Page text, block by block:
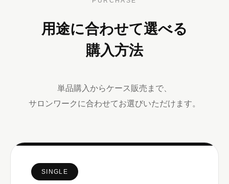
用途に合わせて選べる
購入方法
単品購入からケース販売まで、
サロンワークに合わせてお選びいただけます。
SINGLE